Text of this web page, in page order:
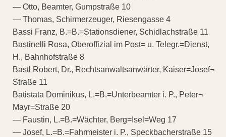
— Otto, Beamter, Gumpstraße 10
— Thomas, Schirmerzeuger, Riesengasse 4
Bassi Franz, B.=B.=Stationsdiener, Schidlachstraße 11
Bastinelli Rosa, Oberoffizial im Post= u. Telegr.=Dienst,
H., Bahnhofstraße 8
Bastl Robert, Dr., Rechtsanwaltsanwärter, Kaiser=Josef¬
Straße 11
Batistata Dominikus, L.=B.=Unterbeamter i. P., Peter¬
Mayr=Straße 20
— Faustin, L.=B.=Wächter, Berg=Isel=Weg 17
— Josef, L.=B.=Fahrmeister i. P., Speckbacherstraße 15